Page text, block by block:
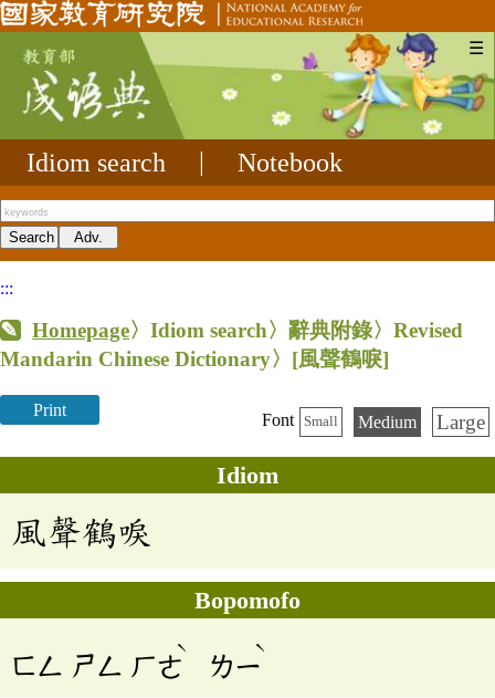
☰
Idiom search Notebook
:::
Homepage〉Idiom search〉辭典附錄〉Revised
Mandarin Chinese Dictionary〉 [風聲鶴唳]
Print
Font Small Medium Large
Idiom
風聲鶴唳
Bopomofo
ㄈㄥ ㄕㄥ ㄏㄜ
ˋ
ㄌㄧ
ˋ